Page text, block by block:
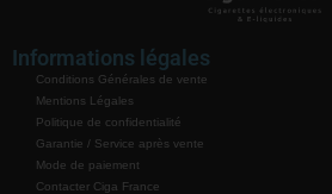
Informations légales
Conditions Générales de vente
Mentions Légales
Politique de confidentialité
Garantie / Service après vente
Mode de paiement
Contacter Ciga France